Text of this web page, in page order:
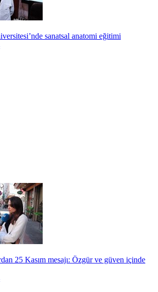
sanatsal anatomi eğitimi
25 Kasım mesajı: Özgür ve güven içinde